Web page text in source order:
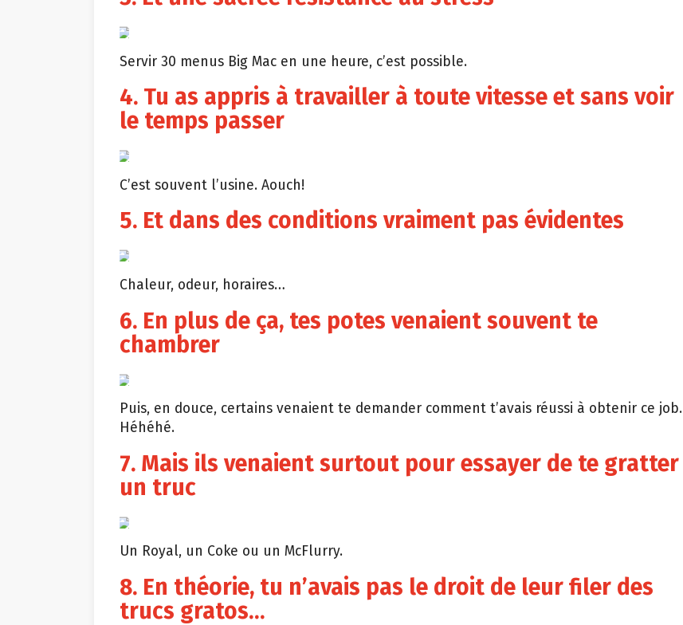
Servir 30 menus Big Mac en une heure, c’est possible.
4. Tu as appris à travailler à toute vitesse et sans voir
le temps passer
C’est souvent l’usine. Aouch!
5. Et dans des conditions vraiment pas évidentes
Chaleur, odeur, horaires…
6. En plus de ça, tes potes venaient souvent te
chambrer
Puis, en douce, certains venaient te demander comment t’avais réussi à obtenir ce job.
Héhéhé.
7. Mais ils venaient surtout pour essayer de te gratter
un truc
Un Royal, un Coke ou un McFlurry.
8. En théorie, tu n’avais pas le droit de leur filer des
trucs gratos…